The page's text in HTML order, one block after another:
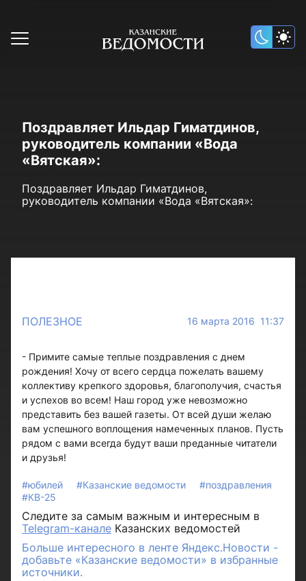
Поздравляет Ильдар Гиматдинов,
руководитель компании «Вода
«Вятская»:
Поздравляет Ильдар Гиматдинов,
руководитель компании «Вода «Вятская»:
ПОЛЕЗНОЕ 16 марта 2016 11:37
- Примите самые теплые поздравления с днем
рождения! Хочу от всего сердца пожелать вашему
коллективу крепкого здоровья, благополучия, счастья
и успехов во всем! Наш город уже невозможно
представить без вашей газеты. От всей души желаю
вам успешного воплощения намеченных планов. Пусть
рядом с вами всегда будут ваши преданные читатели
и друзья!
#юбилей #Казанские ведомости
#поздравления
#КВ-25
Следите за самым важным и интересным в
Telegram-канале Казанских ведомостей
Больше интересного в ленте Яндекс.Новости -
добавьте «Казанские ведомости» в избранные
источники.